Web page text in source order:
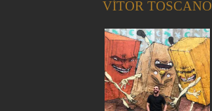
VÍTOR TOSCANO